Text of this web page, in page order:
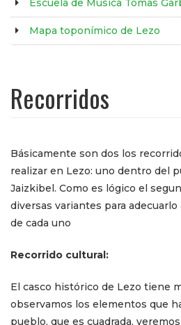
Escuela de Música Tomas
Mapa toponímico de Lezo
Recorridos
Básicamente son dos los
realizar en Lezo: uno dentro del
Jaizkibel. Como es lógico el
diversas variantes para adecuarlo
de cada uno
Recorrido cultural:
El casco histórico de Lezo tiene
observamos los elementos que
pueblo, que es cuadrada,